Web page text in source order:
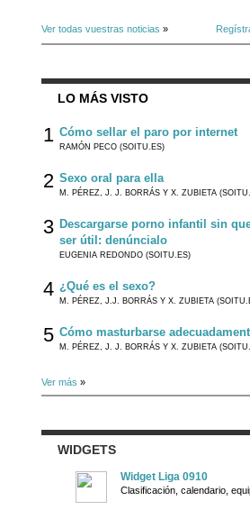
Ver todas vuestras noticias »
LO MÁS VISTO
1 Cómo sellar el paro por internet
RAMÓN PECO (SOITU.ES)
2 Sexo oral para ella
M. PÉREZ, J. J. BORRÁS Y X. ZUBIETA
3 Descargarse porno infantil sin
ser útil: denúncialo
EUGENIA REDONDO (SOITU.ES)
4 ¿Qué es el sexo?
M. PÉREZ, J.J. BORRÁS Y X. ZUBIETA
5 Cómo masturbarse
M. PÉREZ, J. J. BORRÁS Y X. ZUBIETA
Ver más »
WIDGETS
Widget Liga 0910
Clasificación, calendario,